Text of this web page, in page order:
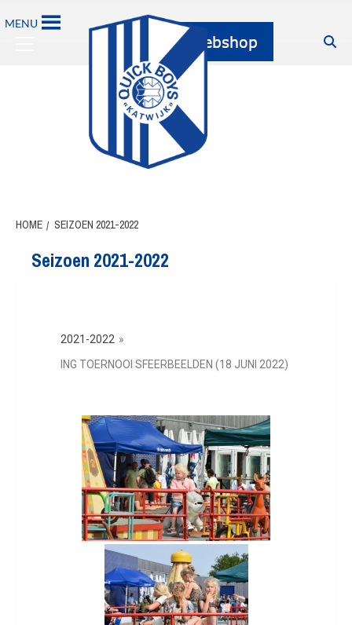
MENU
HOME SEIZOEN 2021-2022
Seizoen 2021-2022
2021-2022 »
ING TOERNOOI SFEERBEELDEN (18 JUNI 2022)